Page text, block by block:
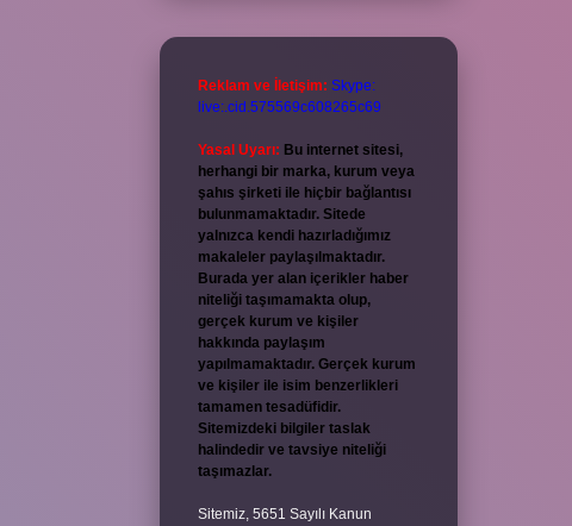
Reklam ve İletişim: Skype:
live:.cid.575569c608265c69
Yasal Uyarı: Bu internet sitesi,
herhangi bir marka, kurum veya
şahıs şirketi ile hiçbir bağlantısı
bulunmamaktadır. Sitede
yalnızca kendi hazırladığımız
makaleler paylaşılmaktadır.
Burada yer alan içerikler haber
niteliği taşımamakta olup,
gerçek kurum ve kişiler
hakkında paylaşım
yapılmamaktadır. Gerçek kurum
ve kişiler ile isim benzerlikleri
tamamen tesadüfidir.
Sitemizdeki bilgiler taslak
halindedir ve tavsiye niteliği
taşımazlar.
Sitemiz, 5651 Sayılı Kanun